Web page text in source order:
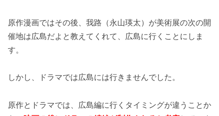
原作漫画ではその後、我路（永山瑛太）が美術展の次の開
催地は広島だよと教えてくれて、広島に行くことにしま
す。
しかし、ドラマでは広島には行きませんでした。
原作とドラマでは、広島編に行くタイミングが違うことか